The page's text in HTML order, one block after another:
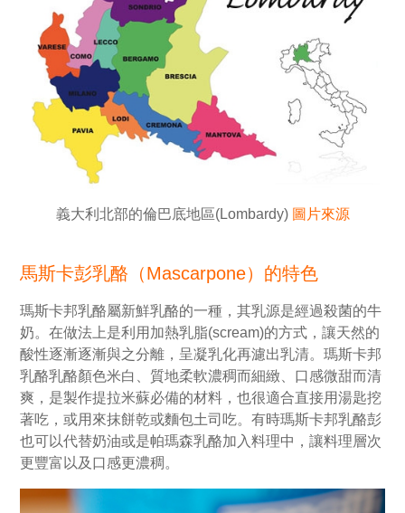
義大利北部的倫巴底地區(Lombardy) 圖片來源
馬斯卡彭乳酪（Mascarpone）的特色
瑪斯卡邦乳酪屬新鮮乳酪的一種，其乳源是經過殺菌的牛
奶。在做法上是利用加熱乳脂(scream)的方式，讓天然的
酸性逐漸逐漸與之分離，呈凝乳化再濾出乳清。瑪斯卡邦
乳酪乳酪顏色米白、質地柔軟濃稠而細緻、口感微甜而清
爽，是製作提拉米蘇必備的材料，也很適合直接用湯匙挖
著吃，或用來抹餅乾或麵包土司吃。有時瑪斯卡邦乳酪彭
也可以代替奶油或是帕瑪森乳酪加入料理中，讓料理層次
更豐富以及口感更濃稠。